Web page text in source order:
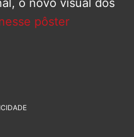
o novo visual dos
pôster